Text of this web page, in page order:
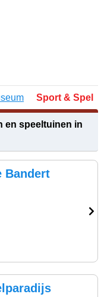
Sport & Spel
en speeltuinen in
Bandert